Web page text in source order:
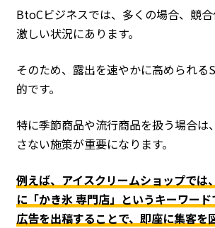
BtoCビジネスでは、多くの場合、競
激しい状況にあります。
そのため、露出を速やかに高められる
的です。
特に季節商品や流行商品を扱う場合は
さない施策が重要になります。
例えば、アイスクリームショップでは
に「かき氷 専門店」というキーワー
広告を出稿することで、即座に集客を